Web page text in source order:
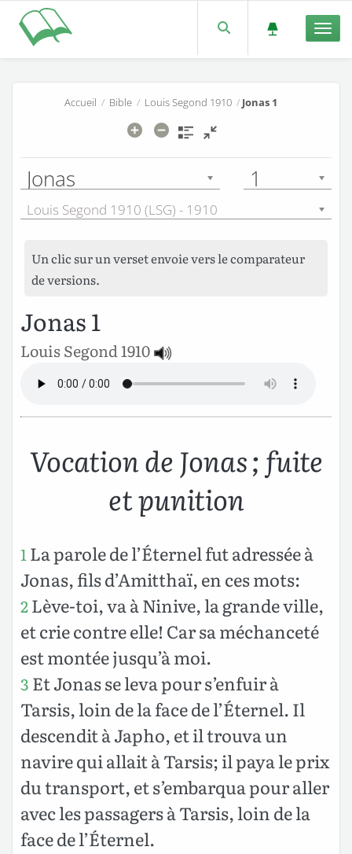
Accueil / Bible/ Louis Segond 1910/ Jonas 1
Jonas 1
Louis Segond 1910 (LSG) - 1910
Un clic sur un verset envoie vers le comparateur
de versions.
Jonas 1
Louis Segond 1910
Vocation de Jonas ; fuite
et punition
1 La parole de l’Éternel fut adressée à
Jonas, fils d’Amitthaï, en ces mots:
2Lève-toi, va à Ninive, la grande ville,
et crie contre elle! Car sa méchanceté
est montée jusqu’à moi.
3 Et Jonas se leva pour s’enfuir à
Tarsis, loin de la face de l’Éternel. Il
descendit à Japho, et il trouva un
navire qui allait à Tarsis; il paya le prix
du transport, et s’embarqua pour aller
avec les passagers à Tarsis, loin de la
face de l’Éternel.